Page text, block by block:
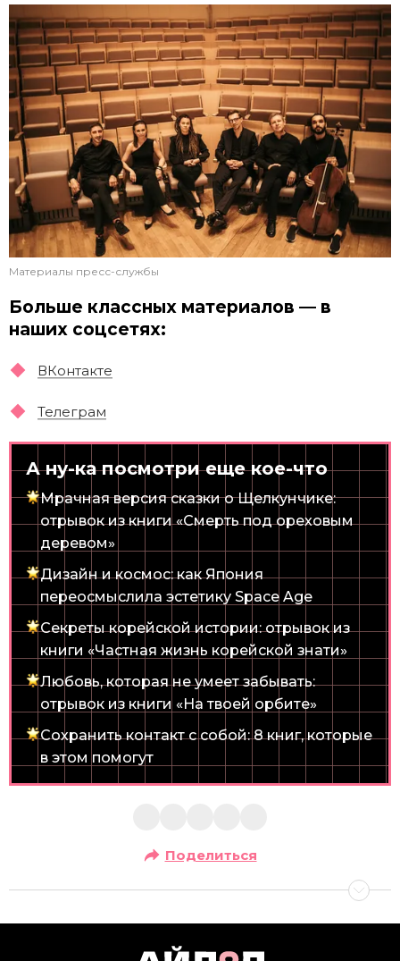
Материалы пресс-службы
Больше классных материалов — в
наших соцсетях:
ВКонтакте
Телеграм
А ну-ка посмотри еще кое-что
Мрачная версия сказки о Щелкунчике:
отрывок из книги «Смерть под ореховым
деревом»
Дизайн и космос: как Япония
переосмыслила эстетику Space Age
Секреты корейской истории: отрывок из
книги «Частная жизнь корейской знати»
Любовь, которая не умеет забывать:
отрывок из книги «На твоей орбите»
Сохранить контакт с собой: 8 книг, которые
в этом помогут
Поделиться